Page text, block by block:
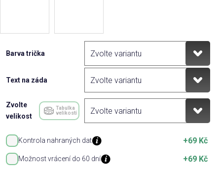
Barva trička
Text na záda
Zvolte
velikost
Tabulka
velikostí
Kontrola nahraných dat +69 Kč
Možnost vrácení do 60 dní +69 Kč